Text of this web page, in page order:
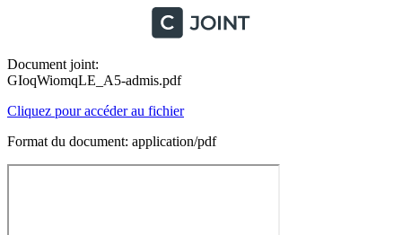
Document joint:
GIoqWiomqLE_A5-admis.pdf
Cliquez pour accéder au fichier
Format du document: application/pdf